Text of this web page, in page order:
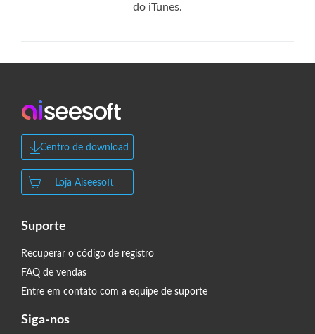
do iTunes.
Centro de download
Loja Aiseesoft
Suporte
Recuperar o código de registro
FAQ de vendas
Entre em contato com a equipe de suporte
Siga-nos